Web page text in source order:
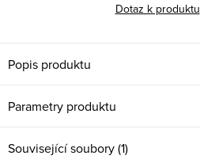
Dotaz k produktu
Popis produktu
Parametry produktu
Související soubory (1)